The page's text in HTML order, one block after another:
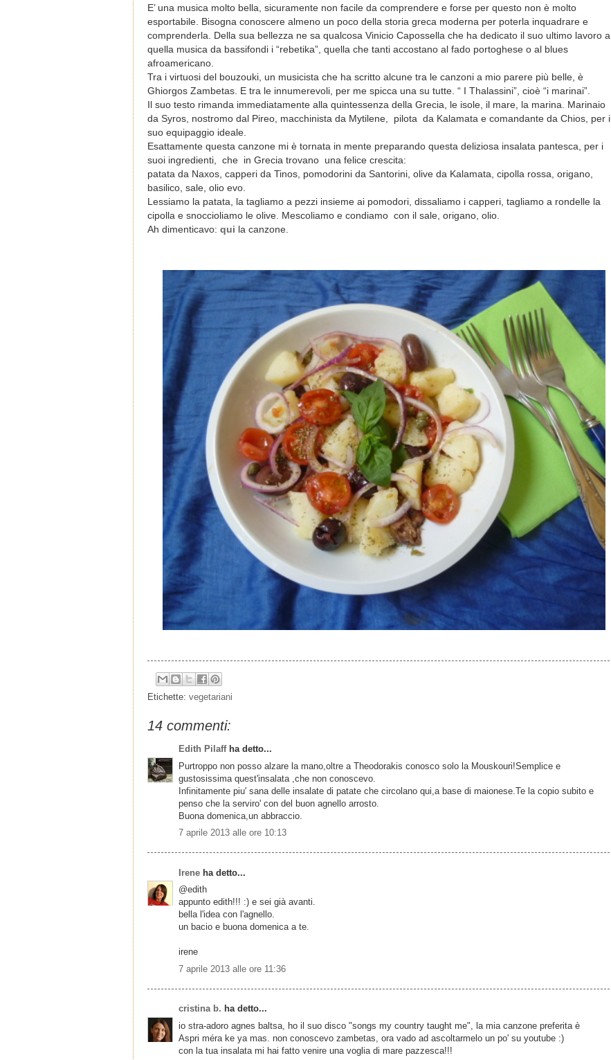
E’ una musica molto bella, sicuramente non facile da comprendere e forse per questo non è molto
esportabile. Bisogna conoscere almeno un poco della storia greca moderna per poterla inquadrare e
comprenderla. Della sua bellezza ne sa qualcosa Vinicio Capossella che ha dedicato il suo ultimo lavoro a
quella musica da bassifondi i “rebetika”, quella che tanti accostano al fado portoghese o al blues
afroamericano.
Tra i virtuosi del bouzouki, un musicista che ha scritto alcune tra le canzoni a mio parere più belle, è
Ghiorgos Zambetas. E tra le innumerevoli, per me spicca una su tutte. “ I Thalassini”, cioè “i marinai”.
Il suo testo rimanda immediatamente alla quintessenza della Grecia, le isole, il mare, la marina. Marinaio
da Syros, nostromo dal Pireo, macchinista da Mytilene, pilota da Kalamata e comandante da Chios, per il
suo equipaggio ideale.
Esattamente questa canzone mi è tornata in mente preparando questa deliziosa insalata pantesca, per i
suoi ingredienti, che in Grecia trovano una felice crescita:
patata da Naxos, capperi da Tinos, pomodorini da Santorini, olive da Kalamata, cipolla rossa, origano,
basilico, sale, olio evo.
Lessiamo la patata, la tagliamo a pezzi insieme ai pomodori, dissaliamo i capperi, tagliamo a rondelle la
cipolla e snoccioliamo le olive. Mescoliamo e condiamo con il sale, origano, olio.
Ah dimenticavo: qui la canzone.
Etichette: vegetariani
14 commenti:
Edith Pilaffha detto...
Purtroppo non posso alzare la mano,oltre a Theodorakis conosco solo la Mouskouri!Semplice e
gustosissima quest'insalata ,che non conoscevo.
Infinitamente piu' sana delle insalate di patate che circolano qui,a base di maionese.Te la copio subito e
penso che la serviro' con del buon agnello arrosto.
Buona domenica,un abbraccio.
7 aprile 2013 alle ore 10:13
Irene ha detto...
@edith
appunto edith!!! :) e sei già avanti.
bella l'idea con l'agnello.
un bacio e buona domenica a te.
irene
7 aprile 2013 alle ore 11:36
cristina b. ha detto...
io stra-adoro agnes baltsa, ho il suo disco "songs my country taught me", la mia canzone preferita è
Aspri méra ke ya mas. non conoscevo zambetas, ora vado ad ascoltarmelo un po' su youtube :)
con la tua insalata mi hai fatto venire una voglia di mare pazzesca!!!